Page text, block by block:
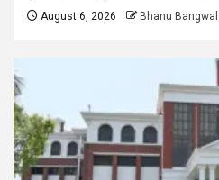
August 6, 2026 Bhanu Bangwal